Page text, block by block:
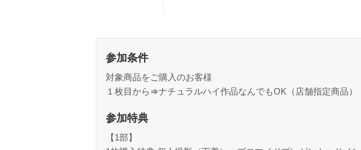
参加条件
対象商品をご購入のお客様
１枚目から⇒ナチュラルハイ作品なんでもOK（店舗指定商品）
参加特典
【1部】